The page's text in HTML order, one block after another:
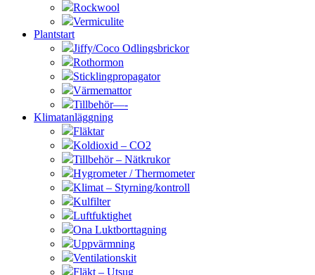
Rockwool
Vermiculite
Plantstart
Jiffy/Coco Odlingsbrickor
Rothormon
Sticklingpropagator
Värmemattor
Tillbehör—-
Klimatanläggning
Fläktar
Koldioxid – CO2
Tillbehör – Nätkrukor
Hygrometer / Thermometer
Klimat – Styrning/kontroll
Kulfilter
Luftfuktighet
Ona Luktborttagning
Uppvärmning
Ventilationskit
Fläkt – Utsug